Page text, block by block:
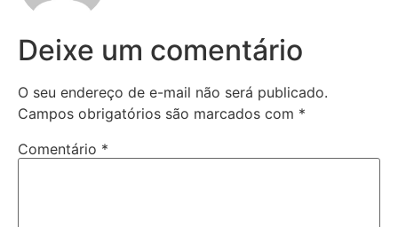
Deixe um comentário
O seu endereço de e-mail não será publicado.
Campos obrigatórios são marcados com *
Comentário *